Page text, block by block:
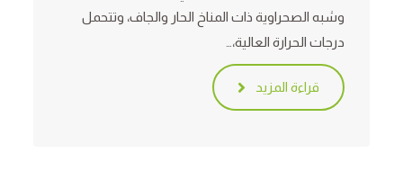
وشبه الصحراوية ذات المناخ الحار والجاف، وتتحمل
درجات الحرارة العالية،…
قراءة المزيد